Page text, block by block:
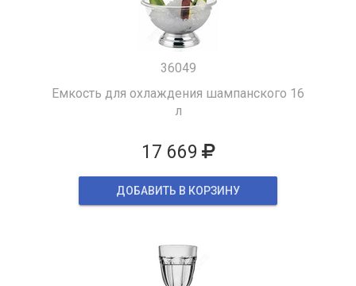
36049
Емкость для охлаждения шампанского 16
л
17 669
ДОБАВИТЬ В КОРЗИНУ